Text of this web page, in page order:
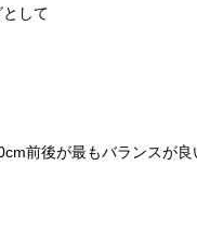
して
前後が最もバランスが